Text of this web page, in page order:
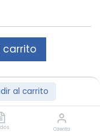
al carrito
Cuenta
carrito